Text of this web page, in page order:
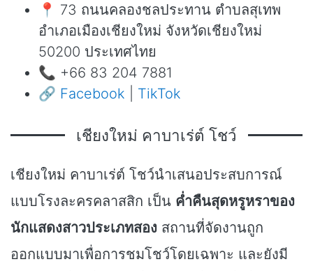
📍 73 ถนนคลองชลประทาน ตำบลสุเทพ
อำเภอเมืองเชียงใหม่ จังหวัดเชียงใหม่
50200 ประเทศไทย
📞 +66 83 204 7881
🔗 Facebook TikTok
เชียงใหม่ คาบาเร่ต์ โชว์
เชียงใหม่ คาบาเร่ต์ โชว์นำเสนอประสบการณ์
แบบโรงละครคลาสสิก เป็น ค่ำคืนสุดหรูหราของ
นักแสดงสาวประเภทสอง สถานที่จัดงานถูก
ออกแบบมาเพื่อการชมโชว์โดยเฉพาะ และยังมี